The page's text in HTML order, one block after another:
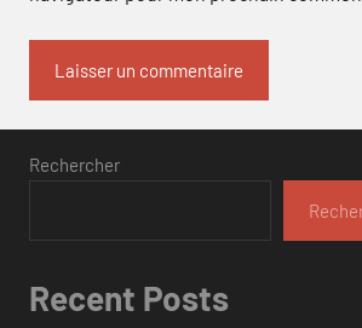
Rechercher
Recent Posts